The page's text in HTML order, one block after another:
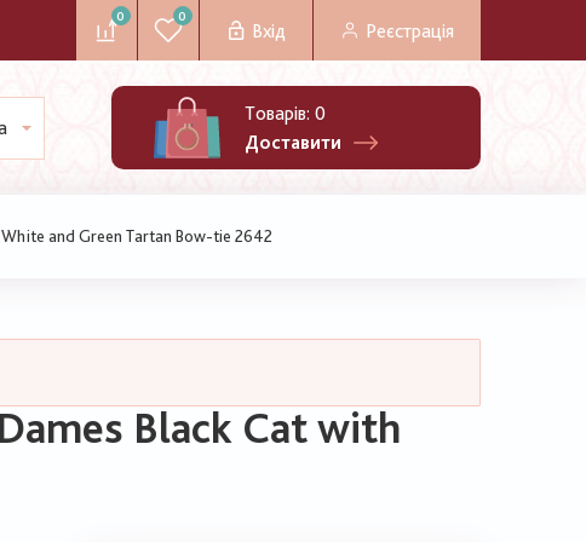
0 0
Вхід Реєстрація
Товарів: 0
Доставити
and Green Tartan Bow-tie 2642
Black Cat with